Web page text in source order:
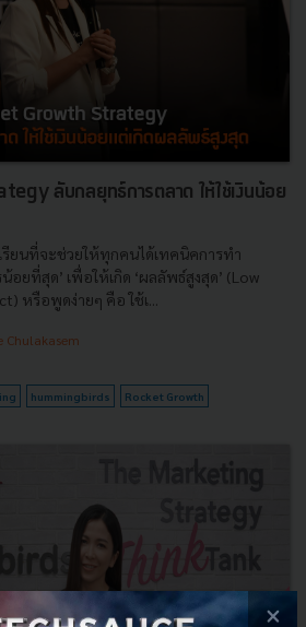
ลับกลยุทธ์การตลาด ให้ใช้เงินน้อย
ยนที่จะช่วยให้ทุกคนได้เทคนิคการทำ
ยที่สุด’ เพื่อให้เกิด ‘ผลลัพธ์สูงสุด’ (Low
หรือพูดง่ายๆ คือ ใช้เ...
Chulakasem
hummingbirds Rocket Growth
×